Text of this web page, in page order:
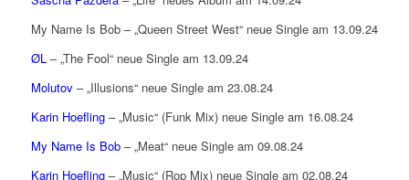
My Name Is Bob – „Queen Street West“ neue Single am 13.09.24
ØL– „The Fool“ neue Single am 13.09.24
Molutov– „Illusions“ neue Single am 23.08.24
Karin Hoefling– „Music“ (Funk Mix) neue Single am 16.08.24
My Name Is Bob– „Meat“ neue Single am 09.08.24
Karin Hoefling– „Music“ (Rop Mix) neue Single am 02.08.24